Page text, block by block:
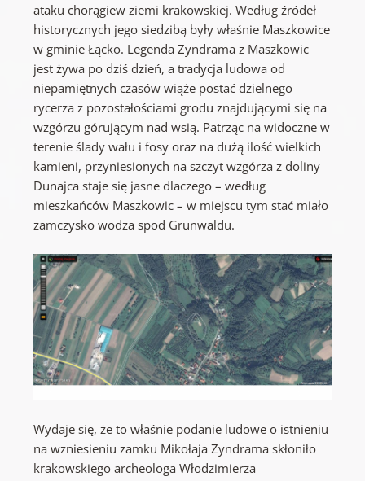
ataku chorągiew ziemi krakowskiej. Według źródeł
historycznych jego siedzibą były właśnie Maszkowice
w gminie Łącko. Legenda Zyndrama z Maszkowic
jest żywa po dziś dzień, a tradycja ludowa od
niepamiętnych czasów wiąże postać dzielnego
rycerza z pozostałościami grodu znajdującymi się na
wzgórzu górującym nad wsią. Patrząc na widoczne w
terenie ślady wału i fosy oraz na dużą ilość wielkich
kamieni, przyniesionych na szczyt wzgórza z doliny
Dunajca staje się jasne dlaczego – według
mieszkańców Maszkowic – w miejscu tym stać miało
zamczysko wodza spod Grunwaldu.
Wydaje się, że to właśnie podanie ludowe o istnieniu
na wzniesieniu zamku Mikołaja Zyndrama skłoniło
krakowskiego archeologa Włodzimierza